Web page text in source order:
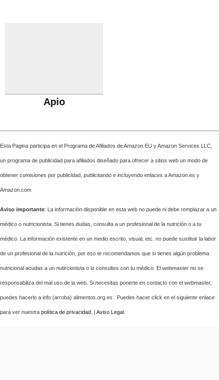
Apio
Esta Pagina participa en el Programa de Afiliados de Amazon EU y Amazon Services LLC,
un programa de publicidad para afiliados diseñado para ofrecer a sitios web un modo de
obtener comisiones por publicidad, publicitando e incluyendo enlaces a Amazon.es y
Amazon.com
Aviso importante: La información disponible en esta web no puede ni debe remplazar a un
médico o nutricionista. Si tienes dudas, consulta a un profesional de la nutrición o a tu
médico. La información existente en un medio escrito, visual, etc. no puede sustituir la labor
de un profesional de la nutrición, por eso te recomendamos que si tienes algún problema
nutricional acudas a un nutircionista o lo consultes con tu médico. El webmaster no se
responsabiliza del mal uso de la web. Si necesitas ponerte en contacto con el webmaster,
puedes hacerlo a info (arroba) alimentos.org.es . Puedes hacer click en el siguiente enlace
para ver nuestra política de privacidad . | Aviso Legal